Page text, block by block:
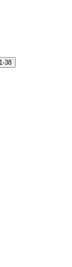
38